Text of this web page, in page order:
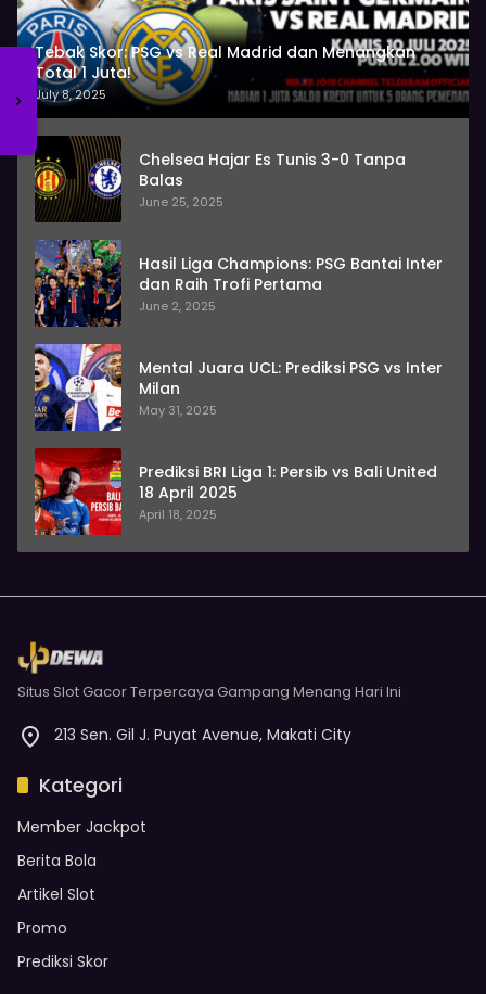
Tebak Skor: PSG vs Real Madrid dan Menangkan
Total 1 Juta!
July 8, 2025
Chelsea Hajar Es Tunis 3-0 Tanpa
Balas
June 25, 2025
Hasil Liga Champions: PSG Bantai Inter
dan Raih Trofi Pertama
June 2, 2025
Mental Juara UCL: Prediksi PSG vs Inter
Milan
May 31, 2025
Prediksi BRI Liga 1: Persib vs Bali United
18 April 2025
April 18, 2025
Situs Slot Gacor Terpercaya Gampang Menang Hari Ini
213 Sen. Gil J. Puyat Avenue, Makati City
Kategori
Member Jackpot
Berita Bola
Artikel Slot
Promo
Prediksi Skor